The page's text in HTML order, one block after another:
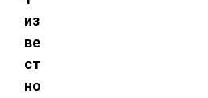
из
ве
ст
но